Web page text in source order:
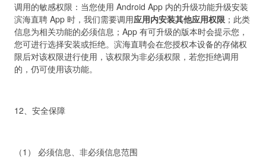
调用的敏感权限：当您使用 Android App 内的升级功能升级安装
滨海直聘 App 时，我们需要调用应用内安装其他应用权限；此类
信息为相关功能的必须信息；App 有可升级的版本时会提示您，
您可进行选择安装或拒绝。滨海直聘会在您授权本设备的存储权
限后对该权限进行使用，该权限为非必须权限，若您拒绝调用
的，仍可使用该功能。
12、安全保障
（1） 必须信息、非必须信息范围